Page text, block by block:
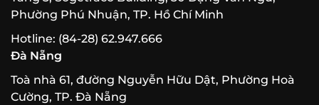
Phường Phú Nhuận, TP. Hồ Chí Minh
Hotline: (84-28) 62.947.666
Đà Nẵng
Toà nhà 61, đường Nguyễn Hữu Dật, Phường Hoà
Cường, TP. Đà Nẵng